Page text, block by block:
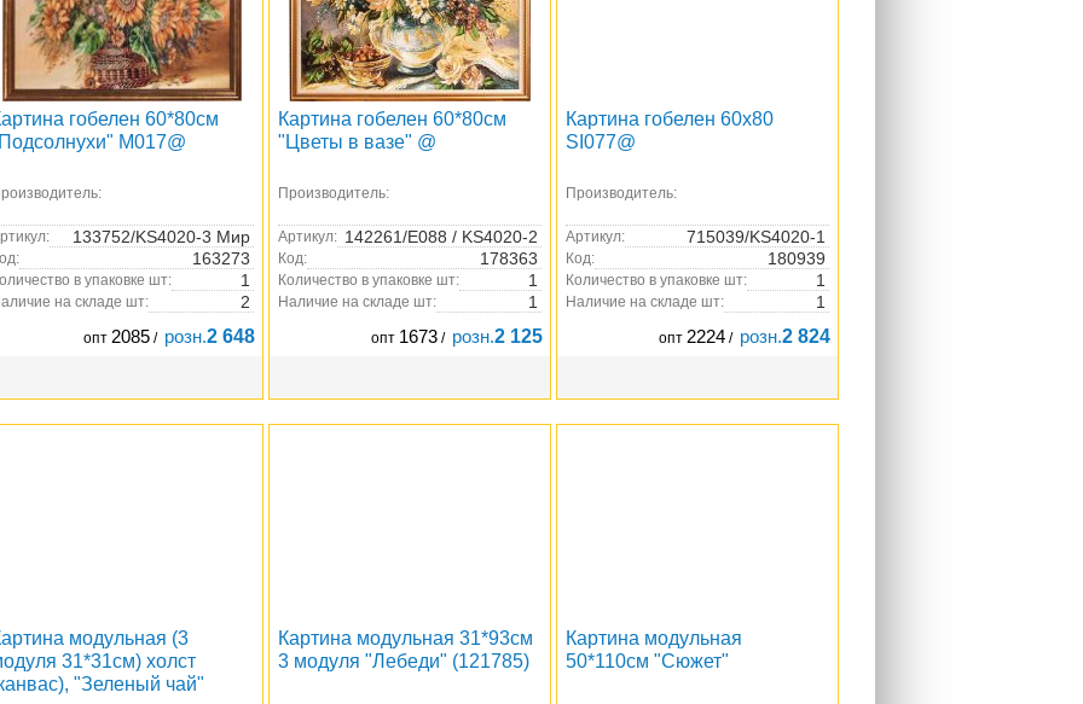
гобелен 60*80см
М017@
133752/KS4020-3 Мир
163273
в упаковке шт: 1
на складе шт: 2
опт 2085 / розн.2 648
Картина гобелен 60*80см
"Цветы в вазе" @
Производитель:
Артикул: 142261/E088 / KS4020-2
Код: 178363
Количество в упаковке шт: 1
Наличие на складе шт: 1
опт 1673 / розн.2 125
Картина гобелен 60x80
SI077@
Производитель:
Артикул: 715039/KS4020-1
Код: 180939
Количество в упаковке шт: 1
Наличие на складе шт: 1
опт 2224 / розн.2 824
модульная (3
31*31см) холст
"Зеленый чай"
Картина модульная 31*93см
3 модуля "Лебеди" (121785)
Картина модульная
50*110см "Сюжет"